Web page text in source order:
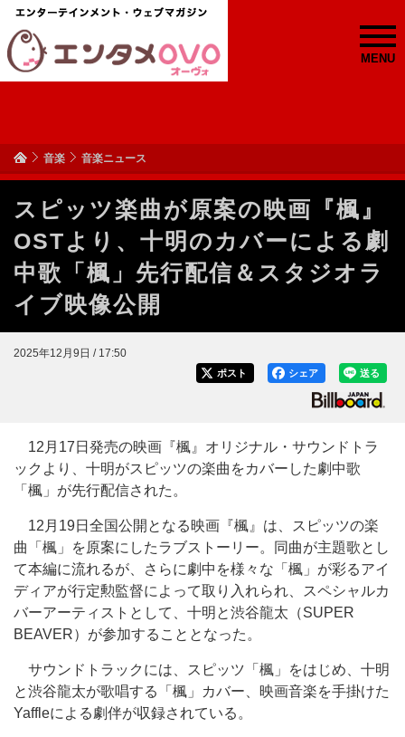
MENU
音楽 音楽ニュース
スピッツ楽曲が原案の映画『楓』
OSTより、十明のカバーによる劇
中歌「楓」先行配信＆スタジオラ
イブ映像公開
2025年12月9日 / 17:50
送る
シェア
ポスト
12月17日発売の映画『楓』オリジナル・サウンドトラ
ックより、十明がスピッツの楽曲をカバーした劇中歌
「楓」が先行配信された。
12月19日全国公開となる映画『楓』は、スピッツの楽
曲「楓」を原案にしたラブストーリー。同曲が主題歌とし
て本編に流れるが、さらに劇中を様々な「楓」が彩るアイ
ディアが行定勲監督によって取り入れられ、スペシャルカ
バーアーティストとして、十明と渋谷龍太（SUPER
BEAVER）が参加することとなった。
サウンドトラックには、スピッツ「楓」をはじめ、十明
と渋谷龍太が歌唱する「楓」カバー、映画音楽を手掛けた
Yaffleによる劇伴が収録されている。